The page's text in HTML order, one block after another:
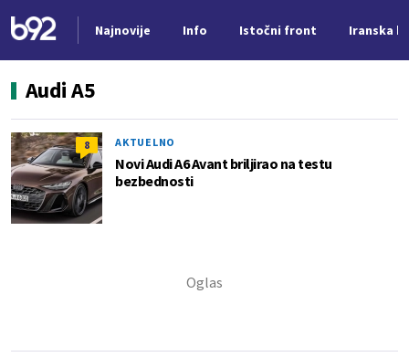
Najnovije Info Istočni front Iranska
Audi A5
8 AKTUELNO
Novi Audi A6 Avant briljirao na testu
bezbednosti